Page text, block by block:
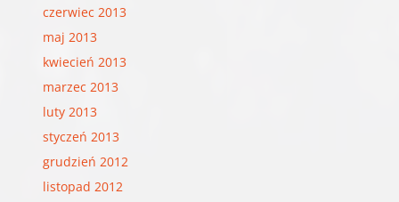
czerwiec 2013
maj 2013
kwiecień 2013
marzec 2013
luty 2013
styczeń 2013
grudzień 2012
listopad 2012